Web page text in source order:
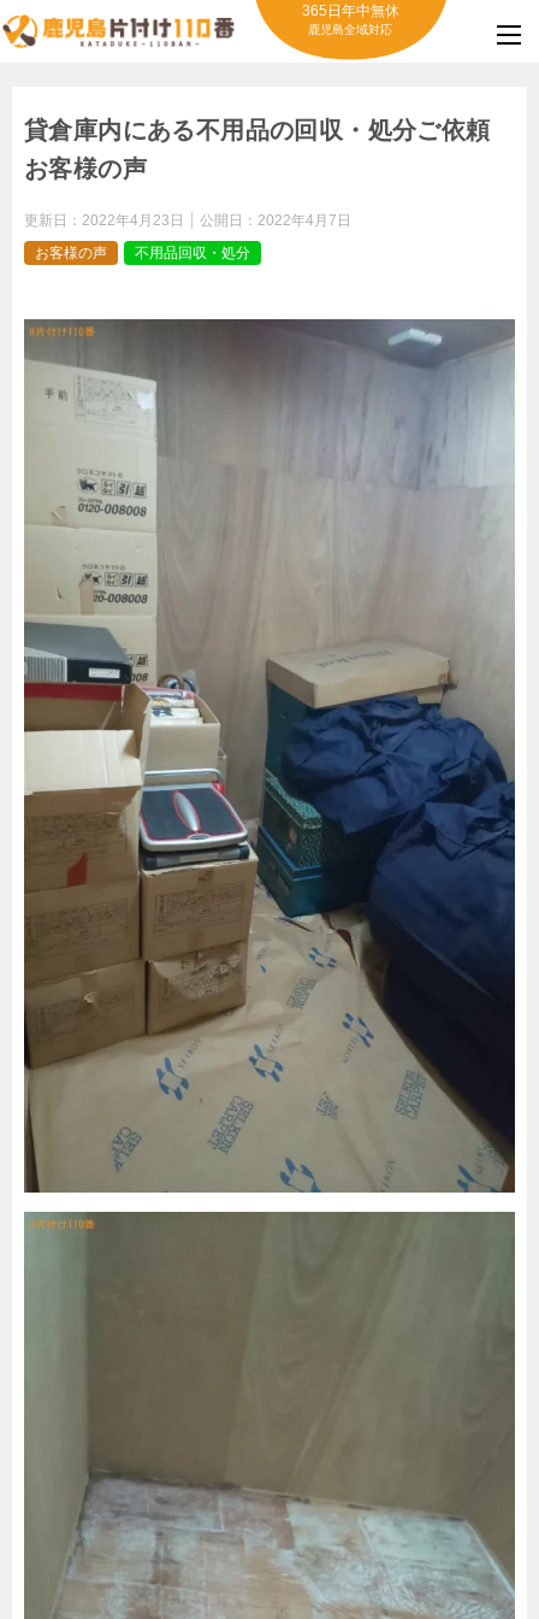
365日年中無休
鹿児島全域対応
貸倉庫内にある不用品の回収・処分ご依頼
お客様の声
更新日： 2022年4月23日 公開日： 2022年4月7日
お客様の声
不用品回収・処分